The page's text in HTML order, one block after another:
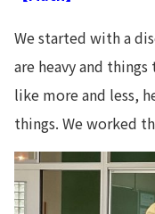
We started with a
are heavy and
like more and less,
things. We worked